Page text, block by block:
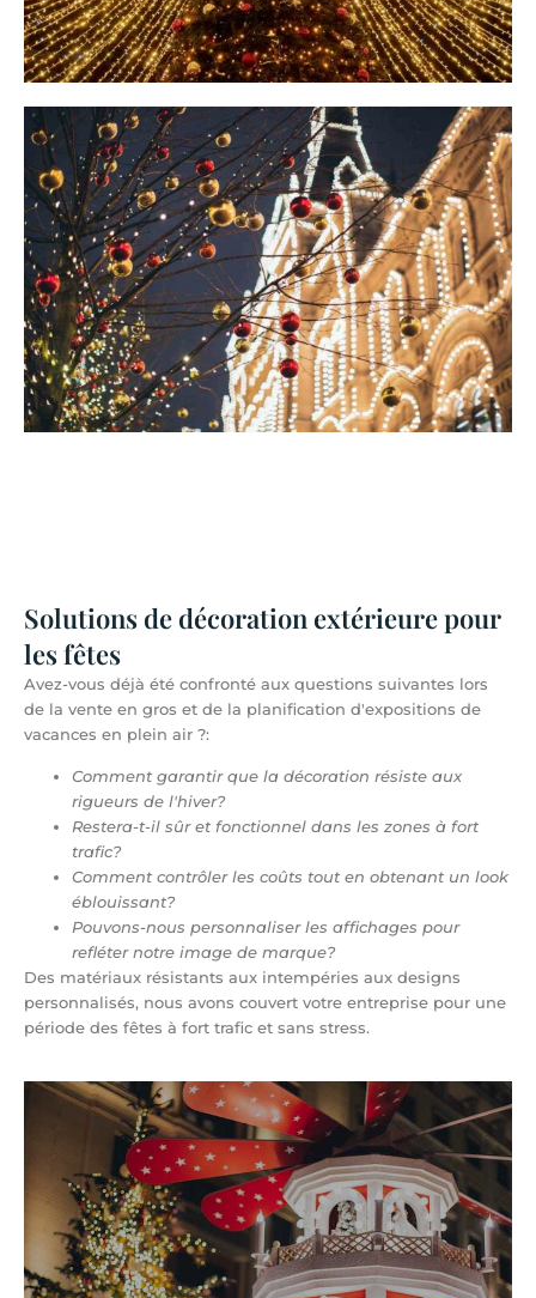
Solutions de décoration extérieure pour
les fêtes
Avez-vous déjà été confronté aux questions suivantes lors
de la vente en gros et de la planification d'expositions de
vacances en plein air ?:
Comment garantir que la décoration résiste aux
rigueurs de l'hiver?
Restera-t-il sûr et fonctionnel dans les zones à fort
trafic?
Comment contrôler les coûts tout en obtenant un look
éblouissant?
Pouvons-nous personnaliser les affichages pour
refléter notre image de marque?
Des matériaux résistants aux intempéries aux designs
personnalisés, nous avons couvert votre entreprise pour une
période des fêtes à fort trafic et sans stress.